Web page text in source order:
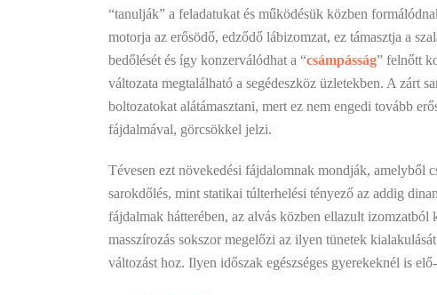
“tanulják” a feladatukat és működésük közben
motorja az erősödő, edződő lábizomzat, ez támasztja a
bedőlését és így konzerválódhat a “csámpásság” felnőtt
változata megtalálható a segédeszköz üzletekben. A zárt
boltozatokat alátámasztani, mert ez nem engedi tovább
fájdalmával, görcsökkel jelzi.
Tévesen ezt növekedési fájdalomnak mondják, amelyből
sarokdőlés, mint statikai túlterhelési tényező az addig
fájdalmak hátterében, az alvás közben ellazult
masszírozás sokszor megelőzi az ilyen tünetek
változást hoz. Ilyen időszak egészséges gyerekeknél is